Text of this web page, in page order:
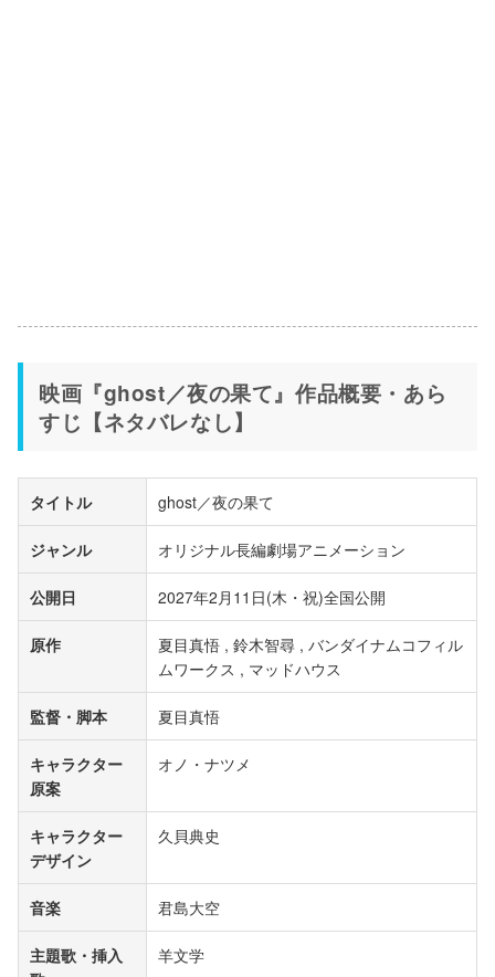
映画『ghost／夜の果て』作品概要・あら
すじ【ネタバレなし】
タイトル ghost／夜の果て
ジャンル オリジナル長編劇場アニメーション
公開日 2027年2月11日(木・祝)全国公開
原作
夏目真悟 , 鈴木智尋 , バンダイナムコフィル
ムワークス , マッドハウス
監督・脚本 夏目真悟
キャラクター
原案
オノ・ナツメ
キャラクター
デザイン
久貝典史
音楽 君島大空
主題歌・挿入
羊文学